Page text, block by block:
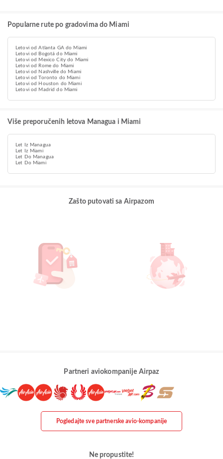
Popularne rute po gradovima do Miami
Letovi od Atlanta GA do Miami
Letovi od Bogotá do Miami
Letovi od Mexico City do Miami
Letovi od Rome do Miami
Letovi od Nashville do Miami
Letovi od Toronto do Miami
Letovi od Houston do Miami
Letovi od Madrid do Miami
Više preporučenih letova Managua i Miami
Let Iz Managua
Let Iz Miami
Let Do Managua
Let Do Miami
Zašto putovati sa Airpazom
Partneri aviokompanije Airpaz
Pogledajte sve partnerske avio-kompanije
Ne propustite!